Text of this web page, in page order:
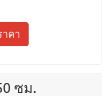
คา
ซม.